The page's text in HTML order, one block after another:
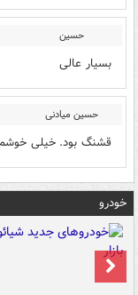
حسین
بسیار عالی
حسین میادنی
قشنگ بود. خیلی
خودرو